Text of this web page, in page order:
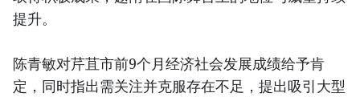
提升。
陈青敏对芹苴市前9个月经济社会发展成绩给予肯
定，同时指出需关注并克服存在不足，提出吸引大型